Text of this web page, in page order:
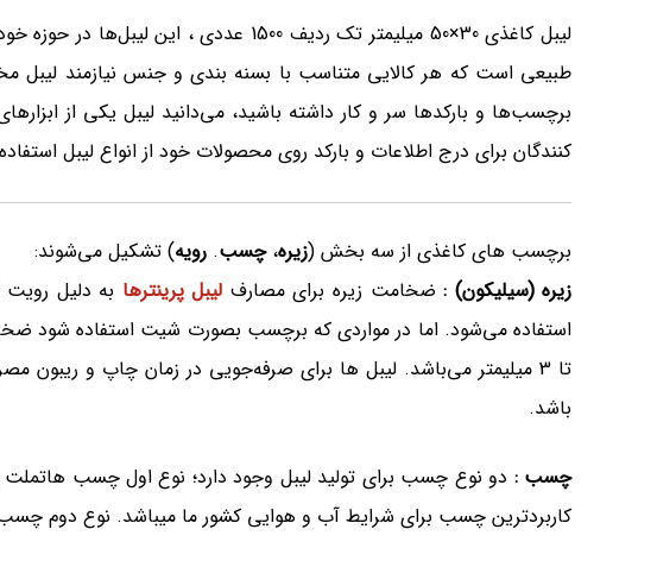
لیبل کاغذی 30×50 میلیمتر تک ردیف
طبیعی است که هر کالایی متناسب با بسنه بندی و جنس نیازمند
برچسب‌ها و بارکدها سر و کار داشته باشید، می‌دانید لیبل یکی از
کنندگان برای درج اطلاعات و بارکد روی محصولات خود از انواع لیبل
برچسب های کاغذی از سه بخش (زیره،چسب. رویه) تشکیل می‌شوند:
زیره (سیلیکون) :ضخامت زیره برای مصارف لیبل پرینترها
تا 3 میلیمتر می‌باشد. لیبل ها برای صرفه‌جویی در زمان چاپ و
باشد.
چسب : دو نوع چسب برای تولید لیبل وجود دارد؛ نوع اول چسب
کاربردترین چسب برای شرایط آب و هوایی کشور ما میباشد. نوع دوم